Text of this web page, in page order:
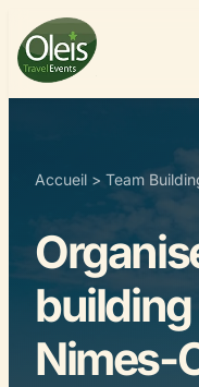
Accueil > Team
Nimes-